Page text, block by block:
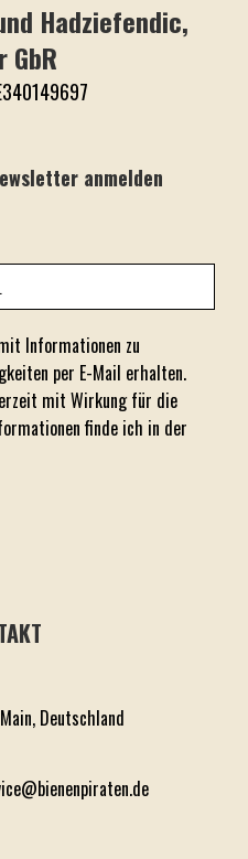
Hadziefendic,
GbR
anmelden
Informationen zu
per E-Mail erhalten.
mit Wirkung für die
finde ich in der
Deutschland